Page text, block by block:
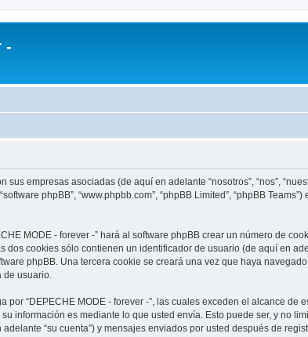
-
empresas asociadas (de aquí en adelante “nosotros”, “nos”,
phpBB”, “www.phpbb.com”, “phpBB Limited”, “phpBB
MODE - forever -” hará al software phpBB crear un número de
cookies sólo contienen un identificador de usuario (de aquí en
phpBB. Una tercera cookie se creará una vez que haya
usuario.
“DEPECHE MODE - forever -”, las cuales exceden el alcance de
información es mediante lo que usted envía. Esto puede ser, y no
“su cuenta”) y mensajes enviados por usted después de